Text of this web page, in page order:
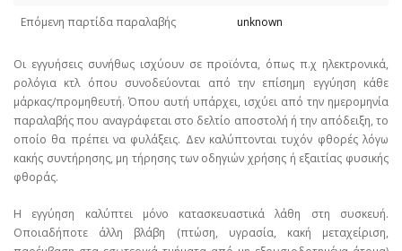
Επόμενη παρτίδα παραλαβής unknown
Οι εγγυήσεις συνήθως ισχύουν σε προϊόντα, όπως π.χ ηλεκτρονικά,
ρολόγια κτλ όπου συνοδεύονται από την επίσημη εγγύηση κάθε
μάρκας/προμηθευτή. Όπου αυτή υπάρχει, ισχύει από την ημερομηνία
παραλαβής που αναγράφεται στο δελτίο αποστολή ή την απόδειξη, το
οποίο θα πρέπει να φυλάξεις. Δεν καλύπτονται τυχόν φθορές λόγω
κακής συντήρησης, μη τήρησης των οδηγιών χρήσης ή εξαιτίας φυσικής
φθοράς.
Η εγγύηση καλύπτει μόνο κατασκευαστικά λάθη στη συσκευή.
Οποιαδήποτε άλλη βλάβη (πτώση, υγρασία, κακή μεταχείριση,